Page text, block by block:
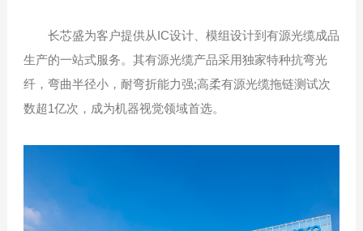
长芯盛为客户提供从IC设计、模组设计到有源光缆成品
生产的一站式服务。其有源光缆产品采用独家特种抗弯光
纤，弯曲半径小，耐弯折能力强;高柔有源光缆拖链测试次
数超1亿次，成为机器视觉领域首选。